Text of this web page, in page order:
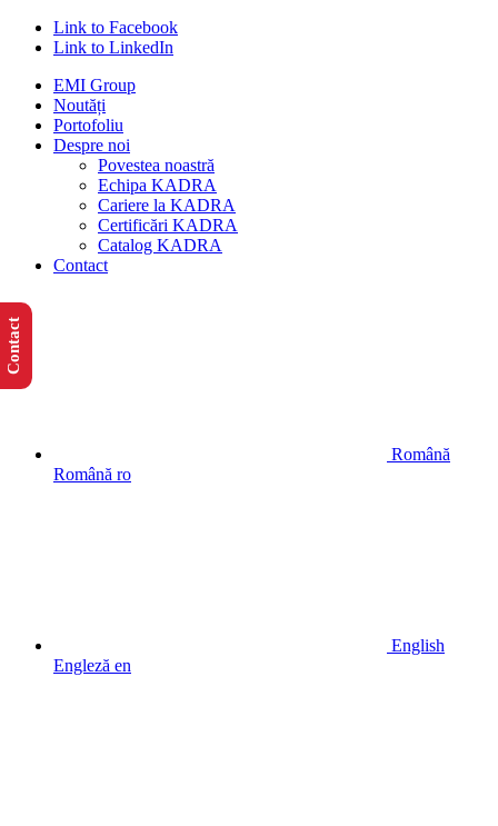
Link to Facebook
Link to LinkedIn
EMI Group
Noutăți
Portofoliu
Despre noi
Povestea noastră
Echipa KADRA
Cariere la KADRA
Certificări KADRA
Catalog KADRA
Contact
Română
Română ro
English
Engleză en
Contact